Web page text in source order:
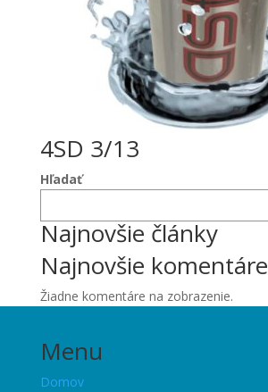
4SD 3/13
Hľadať
Najnovšie články
Najnovšie komentáre
Žiadne komentáre na zobrazenie.
Menu
Domov